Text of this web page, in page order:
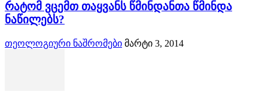
რატომ ვცემთ თაყვანს წმინდანთა წმინდა
ნაწილებს?
თეოლოგიური ნაშრომები მარტი 3, 2014